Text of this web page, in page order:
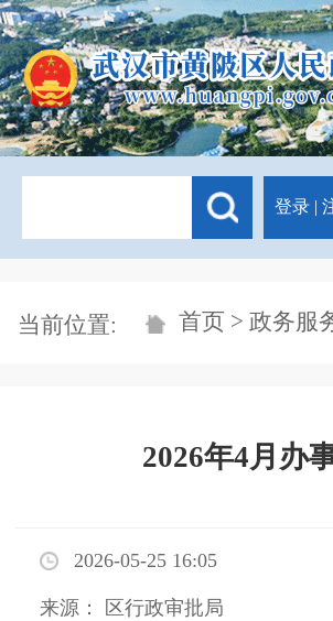
登录 |
当前位置: 首页 > 政务服
2026年4月办
2026-05-25 16:05
来源： 区行政审批局